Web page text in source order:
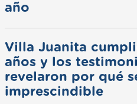
año
Villa Juanita
años y los
revelaron por qué
imprescindible